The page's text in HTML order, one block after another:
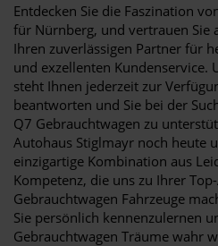
Entdecken Sie die Faszination
für Nürnberg, und vertrauen Sie
Ihren zuverlässigen Partner für
und exzellenten Kundenservice.
steht Ihnen jederzeit zur
beantworten und Sie bei der
Q7 Gebrauchtwagen zu
Autohaus Stiglmayr noch heute
einzigartige Kombination aus
Kompetenz, die uns zu Ihrer
Gebrauchtwagen Fahrzeuge
Sie persönlich kennenzulernen
Gebrauchtwagen Träume wahr